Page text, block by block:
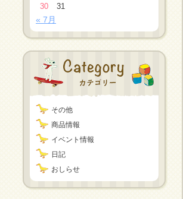
30
31
« 7月
その他
商品情報
イベント情報
日記
おしらせ